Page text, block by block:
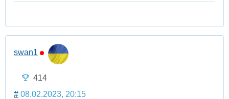
swan1
414
# 08.02.2023, 20:15